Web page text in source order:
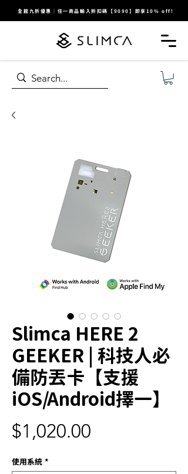
全館九折優惠｜任一商品輸入折扣碼【9090】即享10% off!
Slimca HERE 2
GEEKER | 科技人必
備防丟卡【支援
iOS/Android擇一】
$1,020.00
使用系統 *